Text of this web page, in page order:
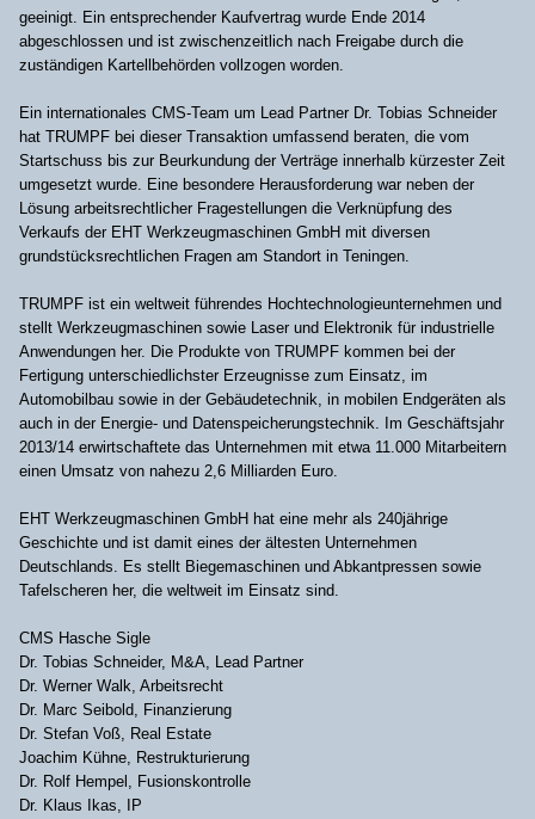
geeinigt. Ein entsprechender Kaufvertrag wurde Ende 2014
abgeschlossen und ist zwischenzeitlich nach Freigabe durch die
zuständigen Kartellbehörden vollzogen worden.
Ein internationales CMS-Team um Lead Partner Dr. Tobias Schneider
hat TRUMPF bei dieser Transaktion umfassend beraten, die vom
Startschuss bis zur Beurkundung der Verträge innerhalb kürzester Zeit
umgesetzt wurde. Eine besondere Herausforderung war neben der
Lösung arbeitsrechtlicher Fragestellungen die Verknüpfung des
Verkaufs der EHT Werkzeugmaschinen GmbH mit diversen
grundstücksrechtlichen Fragen am Standort in Teningen.
TRUMPF ist ein weltweit führendes Hochtechnologieunternehmen und
stellt Werkzeugmaschinen sowie Laser und Elektronik für industrielle
Anwendungen her. Die Produkte von TRUMPF kommen bei der
Fertigung unterschiedlichster Erzeugnisse zum Einsatz, im
Automobilbau sowie in der Gebäudetechnik, in mobilen Endgeräten als
auch in der Energie- und Datenspeicherungstechnik. Im Geschäftsjahr
2013/14 erwirtschaftete das Unternehmen mit etwa 11.000 Mitarbeitern
einen Umsatz von nahezu 2,6 Milliarden Euro.
EHT Werkzeugmaschinen GmbH hat eine mehr als 240jährige
Geschichte und ist damit eines der ältesten Unternehmen
Deutschlands. Es stellt Biegemaschinen und Abkantpressen sowie
Tafelscheren her, die weltweit im Einsatz sind.
CMS Hasche Sigle
Dr. Tobias Schneider, M&A, Lead Partner
Dr. Werner Walk, Arbeitsrecht
Dr. Marc Seibold, Finanzierung
Dr. Stefan Voß, Real Estate
Joachim Kühne, Restrukturierung
Dr. Rolf Hempel, Fusionskontrolle
Dr. Klaus Ikas, IP